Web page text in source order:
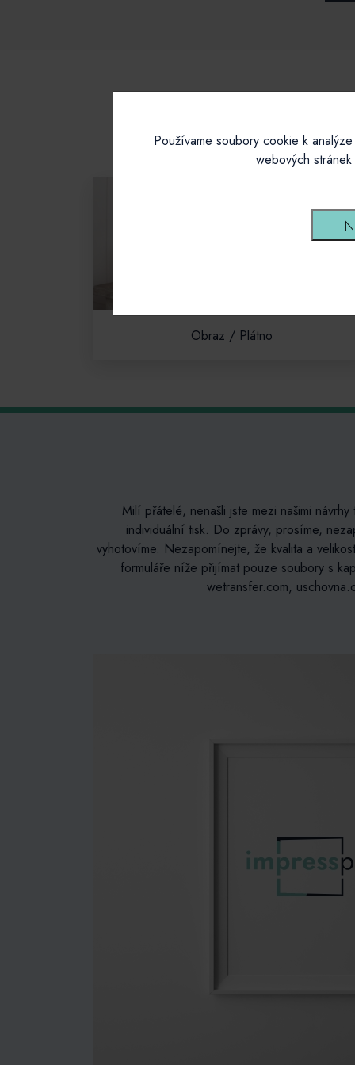
Používame soubory cookie k
webových
Obraz / Plátno
Milí přátelé, nenašli jste mezi našimi
individuální tisk. Do zprávy, prosíme,
vyhotovíme. Nezapomínejte, že kvalita a
formuláře níže přijímat pouze soubory s
wetransfer.com,